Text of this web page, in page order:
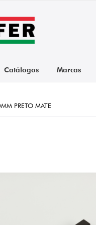
Catálogos Marcas
PRETO MATE